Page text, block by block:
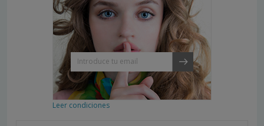
Leer condiciones